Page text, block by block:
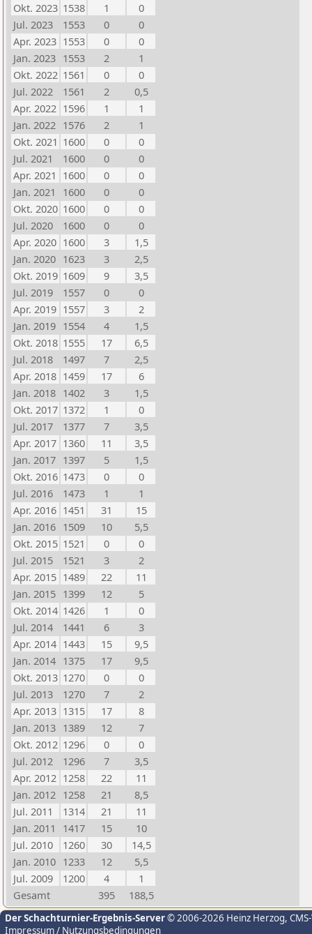
Okt. 2023 1538 1
0
Jul. 2023
1553 0
0
Apr. 2023 1553 0
0
Jan. 2023 1553 2
1
Okt. 2022 1561 0
0
Jul. 2022
1561 2
0,5
Apr. 2022 1596 1
1
Jan. 2022 1576 2
1
Okt. 2021 1600 0
0
Jul. 2021
1600 0
0
Apr. 2021 1600 0
0
Jan. 2021
1600 0
0
Okt. 2020 1600 0
0
Jul. 2020
1600 0
0
Apr. 2020 1600 3
1,5
Jan. 2020 1623 3
2,5
Okt. 2019 1609 9
3,5
Jul. 2019
1557 0
0
Apr. 2019 1557 3
2
Jan. 2019 1554 4
1,5
Okt. 2018 1555 17
6,5
Jul. 2018
1497 7
2,5
Apr. 2018 1459 17
6
Jan. 2018 1402 3
1,5
Okt. 2017 1372 1
0
Jul. 2017
1377 7
3,5
Apr. 2017 1360 11
3,5
Jan. 2017 1397 5
1,5
Okt. 2016 1473 0
0
Jul. 2016
1473 1
1
Apr. 2016 1451 31
15
Jan. 2016 1509 10
5,5
Okt. 2015 1521 0
0
Jul. 2015
1521 3
2
Apr. 2015 1489 22
11
Jan. 2015 1399 12
5
Okt. 2014 1426 1
0
Jul. 2014
1441 6
3
Apr. 2014 1443 15
9,5
Jan. 2014 1375 17
9,5
Okt. 2013 1270 0
0
Jul. 2013
1270 7
2
Apr. 2013 1315 17
8
Jan. 2013 1389 12
7
Okt. 2012 1296 0
0
Jul. 2012
1296 7
3,5
Apr. 2012 1258 22
11
Jan. 2012 1258 21
8,5
Jul. 2011
1314 21
11
Jan. 2011
1417 15
10
Jul. 2010
1260 30
14,5
Jan. 2010 1233 12
5,5
Jul. 2009
1200 4
1
Gesamt
395 188,5
Der Schachturnier-Ergebnis-Server© 2006-2026 Heinz Herzog,
Impressum / Nutzungsbedingungen